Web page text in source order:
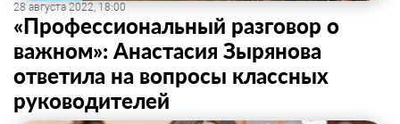
28 августа 2022, 18:00
«Профессиональный разговор о
важном»: Анастасия Зырянова
ответила на вопросы классных
руководителей